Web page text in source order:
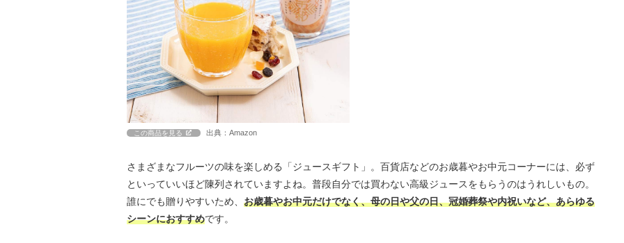
この商品を見る 出典：Amazon
さまざまなフルーツの味を楽しめる「ジュースギフト」。百貨店などのお歳暮やお中元コーナーには、必ず
といっていいほど陳列されていますよね。普段自分では買わない高級ジュースをもらうのはうれしいもの。
誰にでも贈りやすいため、 お歳暮やお中元だけでなく、母の日や父の日、冠婚葬祭や内祝いなど、あらゆる
シーンにおすすめです。